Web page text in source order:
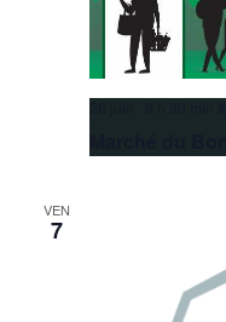
VEN
7